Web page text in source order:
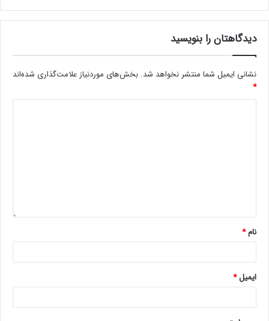
دیدگاهتان را بنویسید
نشانی ایمیل شما منتشر نخواهد شد. بخش‌های موردنیاز علامت‌گذاری شده‌اند
*
نام*
ایمیل*